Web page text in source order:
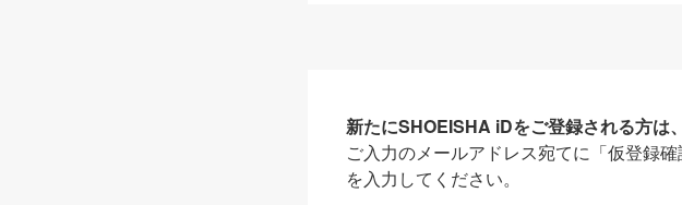
新たにSHOEISHA iDをご登録される方は
ご入力のメールアドレス宛てに「仮登録
を入力してください。